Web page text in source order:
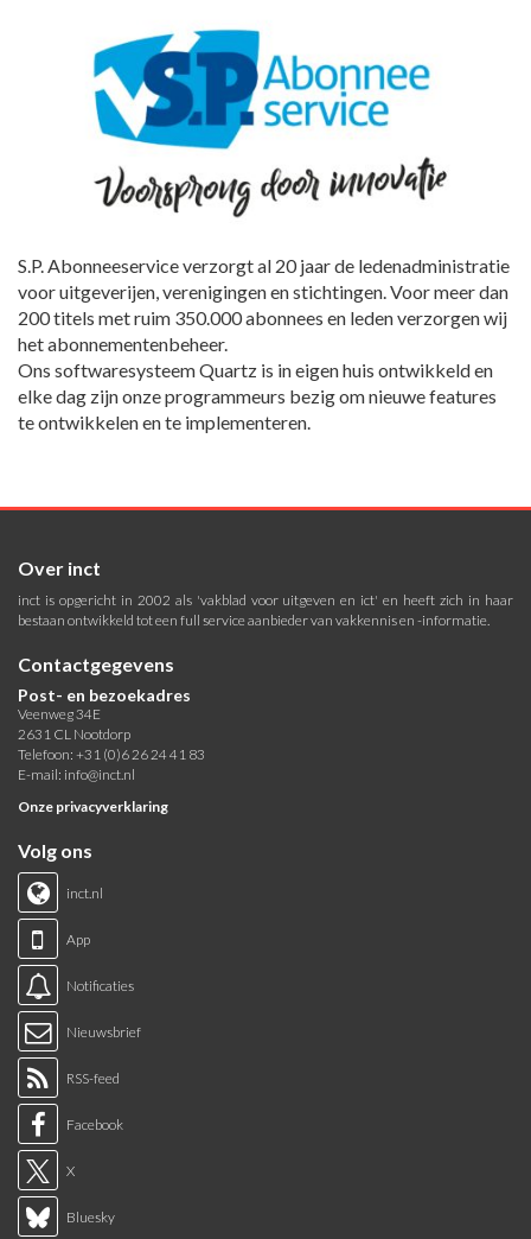
S.P. Abonneeservice verzorgt al 20 jaar de ledenadministratie
voor uitgeverijen, verenigingen en stichtingen. Voor meer dan
200 titels met ruim 350.000 abonnees en leden verzorgen wij
het abonnementenbeheer.
Ons softwaresysteem Quartz is in eigen huis ontwikkeld en
elke dag zijn onze programmeurs bezig om nieuwe features
te ontwikkelen en te implementeren.
Over inct
inct is opgericht in 2002 als 'vakblad voor uitgeven en ict' en heeft zich in haar
bestaan ontwikkeld tot een full service aanbieder van vakkennis en -informatie.
Contactgegevens
Post- en bezoekadres
Veenweg 34E
2631 CL Nootdorp
Telefoon: +31 (0)6 26 24 41 83
E-mail: info@inct.nl
Onze privacyverklaring
Volg ons
inct.nl
App
Notificaties
Nieuwsbrief
RSS-feed
Facebook
X
Bluesky